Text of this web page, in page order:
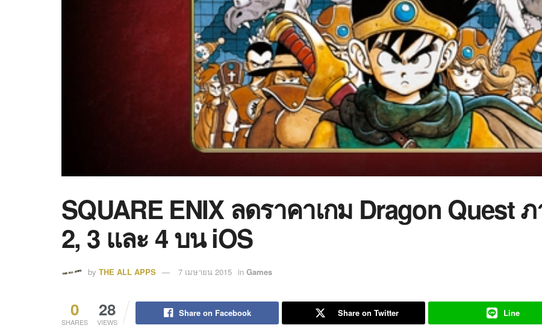
SQUARE ENIX ลดราคาเกม Dragon Quest
2, 3 และ 4 บน iOS
by THE ALL APPS 7 เมษายน 2015 in Games
0
SHARES
28
VIEWS
Share on Facebook Share on Twitter Line